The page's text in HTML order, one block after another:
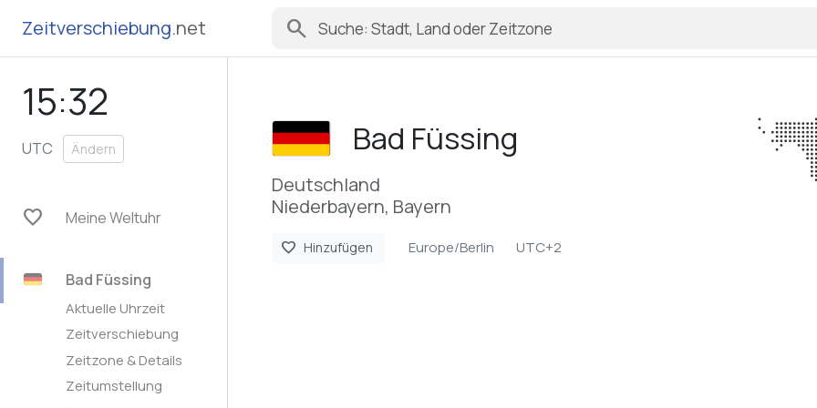
Zeitverschiebung.net search
15:32
UTC Ändern
favorite Meine Weltuhr
Bad Füssing
Aktuelle Uhrzeit
Zeitverschiebung
Zeitzone & Details
Zeitumstellung
Bad Füssing
Deutschland
Niederbayern, Bayern
favorite Hinzufügen Europe/Berlin UTC+2